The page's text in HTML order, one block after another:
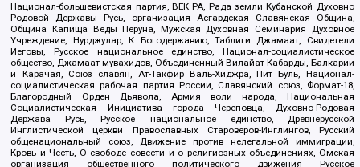
Национал-большевистская партия, ВЕК РА, Рада земли Кубанской Духовно
Родовой Державы Русь, организация Асгардская Славянская Община,
Община Капища Веды Перуна, Мужская Духовная Семинария Духовное
Учреждение, Нурджулар, К Богодержавию, Таблиги Джамаат, Свидетели
Иеговы, Русское национальное единство, Национал-социалистическое
общество, Джамаат мувахидов, Объединенный Вилайат Кабарды, Балкарии
и Карачая, Союз славян, Ат-Такфир Валь-Хиджра, Пит Буль, Национал-
социалистическая рабочая партия России, Славянский союз, Формат-18,
Благородный Орден Дьявола, Армия воли народа, Национальная
Социалистическая Инициатива города Череповца, Духовно-Родовая
Держава Русь, Русское национальное единство, Древнерусской
Инглистической церкви Православных Староверов-Инглингов, Русский
общенациональный союз, Движение против нелегальной иммиграции,
Кровь и Честь, О свободе совести и о религиозных объединениях, Омская
организация общественного политического движения Русское